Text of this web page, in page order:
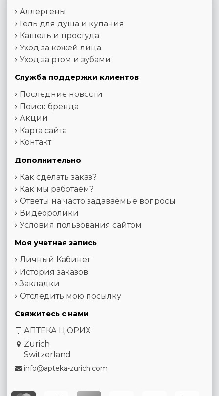
Аллергены
Гель для душа и купания
Кашель и простуда
Уход за кожей лица
Уход за ртом и зубами
Служба поддержки клиентов
Последние новости
Поиск бренда
Акции
Карта сайта
Контакт
Дополнительно
Как сделать заказ?
Как мы работаем?
Ответы на часто задаваемые вопросы
Видеоролики
Условия пользования сайтом
Моя учетная запись
Личный Кабинет
История заказов
Закладки
Отследить мою посылку
Свяжитесь с нами
АПТЕКА ЦЮРИХ
Zurich
Switzerland
info@apteka-zurich.com